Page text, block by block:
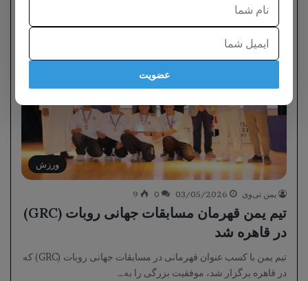
ورزش
یمن تی‌وی 03/05/2026
0
9
تیم یمن قهرمان مسابقات جهانی روبات (GRC)
در قاهره شد
تیم یمن با کسب عنوان قهرمانی در مسابقات جهانی روبات (GRC) که
در قاهره برگزار شد، موفقیت بزرگی را به…
عضویت